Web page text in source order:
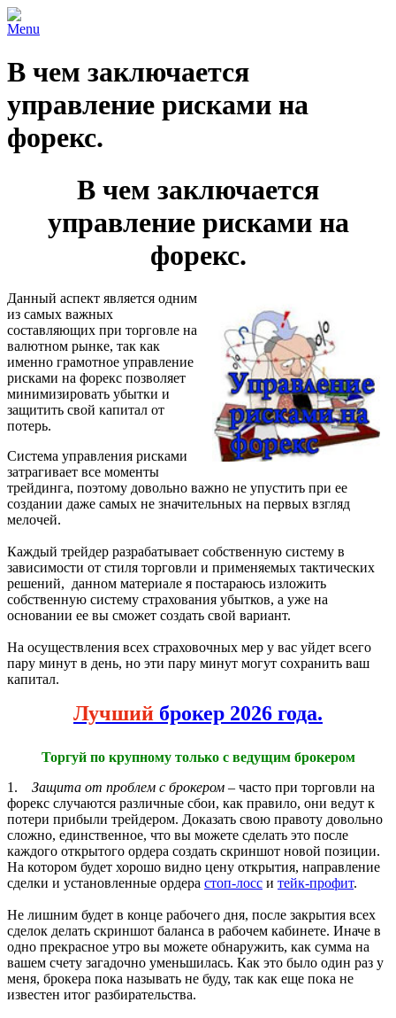
Menu
В чем заключается
управление рисками на
форекс.
В чем заключается
управление рисками на
форекс.
Данный аспект является одним
из самых важных
составляющих при торговле на
валютном рынке, так как
именно грамотное управление
рисками на форекс позволяет
минимизировать убытки и
защитить свой капитал от
потерь.
Система управления рисками
затрагивает все моменты
трейдинга, поэтому довольно важно не упустить при ее
создании даже самых не значительных на первых взгляд
мелочей.
Каждый трейдер разрабатывает собственную систему в
зависимости от стиля торговли и применяемых тактических
решений, данном материале я постараюсь изложить
собственную систему страхования убытков, а уже на
основании ее вы сможет создать свой вариант.
На осуществления всех страховочных мер у вас уйдет всего
пару минут в день, но эти пару минут могут сохранить ваш
капитал.
Лучший брокер 2026 года.
Торгуй по крупному только с ведущим брокером
1. Защита от проблем с брокером – часто при торговли на
форекс случаются различные сбои, как правило, они ведут к
потери прибыли трейдером. Доказать свою правоту довольно
сложно, единственное, что вы можете сделать это после
каждого открытого ордера создать скриншот новой позиции.
На котором будет хорошо видно цену открытия, направление
сделки и установленные ордера стоп-лосс и тейк-профит.
Не лишним будет в конце рабочего дня, после закрытия всех
сделок делать скриншот баланса в рабочем кабинете. Иначе в
одно прекрасное утро вы можете обнаружить, как сумма на
вашем счету загадочно уменьшилась. Как это было один раз у
меня, брокера пока называть не буду, так как еще пока не
известен итог разбирательства.